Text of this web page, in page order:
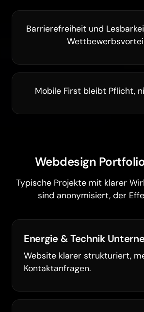
Barrierefreiheit und
Mobile First bleibt Pflicht,
Webdesign
Typische Projekte mit klarer
sind anonymisiert, der
Energie & Technik
Website klarer strukturiert,
Kontaktanfragen.